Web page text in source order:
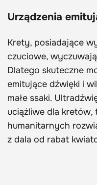
Urządzenia
Krety, posiadające
czuciowe,
Dlatego skuteczne
emitujące dźwięki i
małe ssaki.
uciążliwe dla kretów,
humanitarnych
z dala od rabat